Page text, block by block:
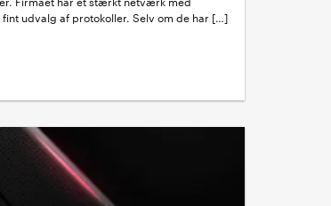
Firmaet har et stærkt netværk med
udvalg af protokoller. Selv om de har […]